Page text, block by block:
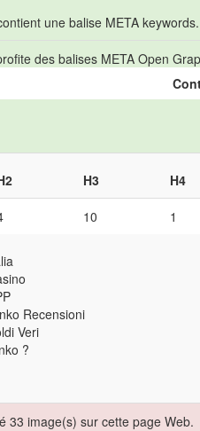
une balise META keywords.
des balises META Open
H3 H4
10 1
Recensioni
Veri
?
33 image(s) sur cette page Web.